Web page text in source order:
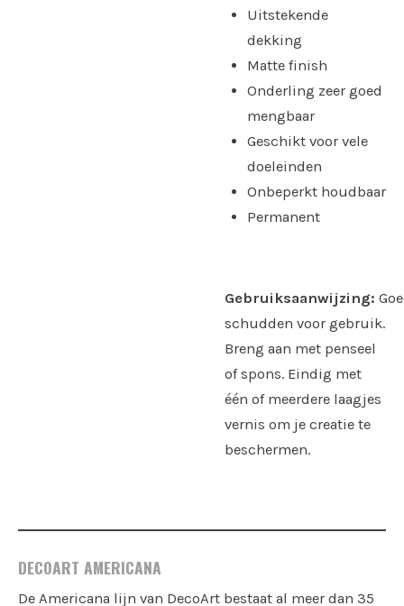
Uitstekende
dekking
Matte finish
Onderling zeer goed
mengbaar
Geschikt voor vele
doeleinden
Onbeperkt houdbaar
Permanent
Gebruiksaanwijzing:
schudden voor gebruik.
Breng aan met penseel
of spons. Eindig met
één of meerdere laagjes
vernis om je creatie te
beschermen.
DECOART AMERICANA
De Americana lijn van DecoArt bestaat al meer dan 35